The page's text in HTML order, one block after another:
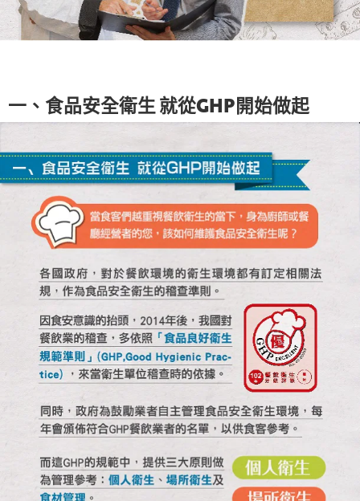
一、食品安全衛生 就從GHP開始做起